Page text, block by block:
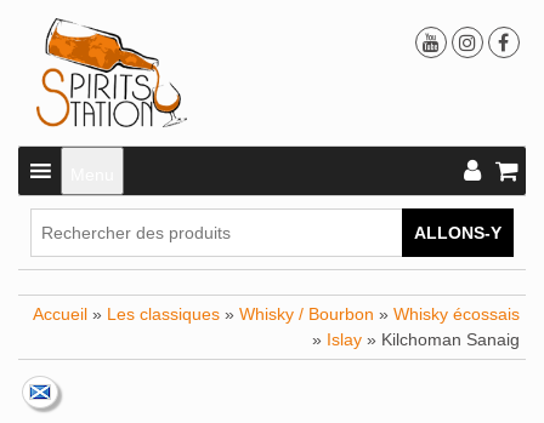
ALLONS-Y
Accueil » Les classiques » Whisky / Bourbon » Whisky écossais
» Islay » Kilchoman Sanaig